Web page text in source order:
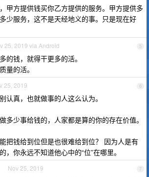
甲方提供钱买你乙方提供的服务。甲方提供多
少服务，这不是天经地义的事。只是现在好
5
25, 2019 via Android
的钱，就得干更多的活。
量的活。
6
25, 2019
认真，也就做事的人这么认为。
多少事给钱的，人家都是算的你的存在价值。
把钱给到位但是也很难给到位？ 因为人是有
，你永远不知道他心中的“位”在哪里。
7
Nov 25, 2019